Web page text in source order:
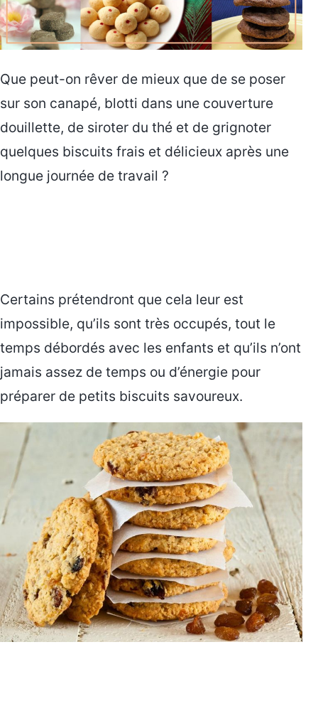
Que peut-on rêver de mieux que de se poser
sur son canapé, blotti dans une couverture
douillette, de siroter du thé et de grignoter
quelques biscuits frais et délicieux après une
longue journée de travail ?
Certains prétendront que cela leur est
impossible, qu’ils sont très occupés, tout le
temps débordés avec les enfants et qu’ils n’ont
jamais assez de temps ou d’énergie pour
préparer de petits biscuits savoureux.